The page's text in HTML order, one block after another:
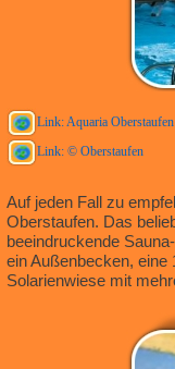
Link: Aquaria Oberstaufen
Link: © Oberstaufen
Auf jeden Fall zu
Oberstaufen. Das
beeindruckende
ein Außenbecken,
Solarienwiese mit